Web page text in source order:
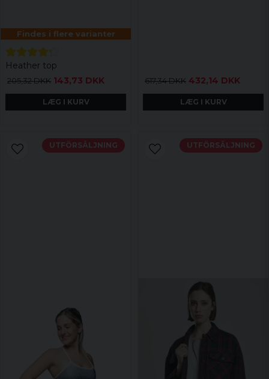
Findes i flere varianter
Heather top
205,32 DKK 143,73 DKK
LÆG I KURV
617,34 DKK 432,14 DKK
LÆG I KURV
UTFÖRSÄLJNING UTFÖRSÄLJNING